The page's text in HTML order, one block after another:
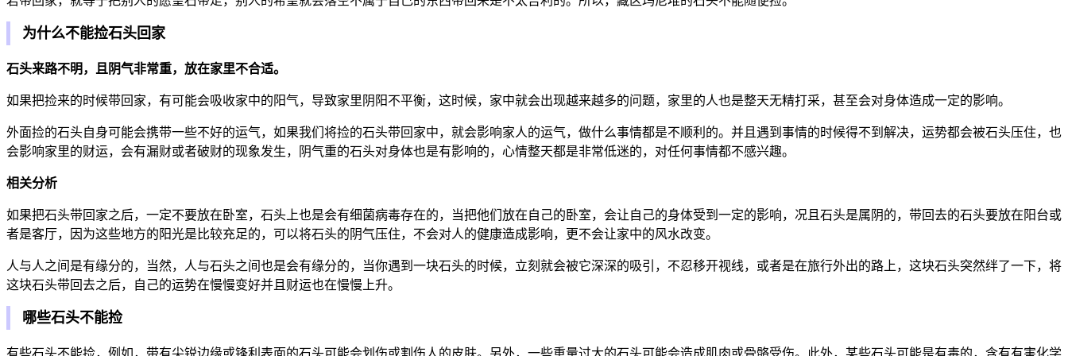
为什么不能捡石头回家
石头来路不明，且阴气非常重，放在家里不合适。
如果把捡来的时候带回家，有可能会吸收家中的阳气，导致家里阴阳不平衡，这时候，家中就会出现越来越多的问题，家里的人也是整天无精打采，甚至会对身体造成一定的影响。
外面捡的石头自身可能会携带一些不好的运气，如果我们将捡的石头带回家中，就会影响家人的运气，做什么事情都是不顺利的。并且遇到事情的时候得不到解决，运势都会被石头压住，也
会影响家里的财运，会有漏财或者破财的现象发生，阴气重的石头对身体也是有影响的，心情整天都是非常低迷的，对任何事情都不感兴趣。
相关分析
如果把石头带回家之后，一定不要放在卧室，石头上也是会有细菌病毒存在的，当把他们放在自己的卧室，会让自己的身体受到一定的影响，况且石头是属阴的，带回去的石头要放在阳台或
者是客厅，因为这些地方的阳光是比较充足的，可以将石头的阴气压住，不会对人的健康造成影响，更不会让家中的风水改变。
人与人之间是有缘分的，当然，人与石头之间也是会有缘分的，当你遇到一块石头的时候，立刻就会被它深深的吸引，不忍移开视线，或者是在旅行外出的路上，这块石头突然绊了一下，将
这块石头带回去之后，自己的运势在慢慢变好并且财运也在慢慢上升。
哪些石头不能捡
有些石头不能捡，例如，带有尖锐边缘或锋利表面的石头可能会划伤或割伤人的皮肤。另外，一些重量过大的石头可能会造成肌肉或骨骼受伤。此外，某些石头可能是有毒的，含有有害化学